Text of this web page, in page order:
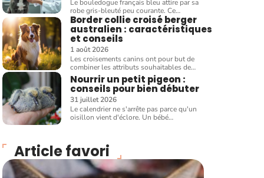
Le bouledogue français bleu attire par sa
robe gris-bleuté peu courante. Ce…
Border collie croisé berger
australien : caractéristiques
et conseils
1 août 2026
Les croisements canins ont pour but de
combiner les attributs souhaitables de…
Nourrir un petit pigeon :
conseils pour bien débuter
31 juillet 2026
Le calendrier ne s'arrête pas parce qu'un
oisillon vient d'éclore. Un bébé…
Article favori